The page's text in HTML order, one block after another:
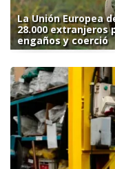
La Unión Europea
28.000 extranjeros
engaños y coerció